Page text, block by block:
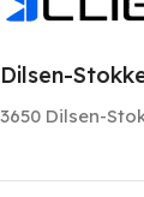
Dilsen-
3650 Dilsen-